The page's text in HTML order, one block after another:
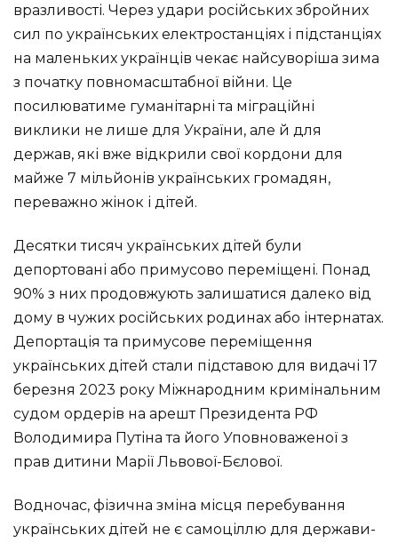
вразливості. Через удари російських збройних
сил по українських електростанціях і підстанціях
на маленьких українців чекає найсуворіша зима
з початку повномасштабної війни. Це
посилюватиме гуманітарні та міграційні
виклики не лише для України, але й для
держав, які вже відкрили свої кордони для
майже 7 мільйонів українських громадян,
переважно жінок і дітей.
Десятки тисяч українських дітей були
депортовані або примусово переміщені. Понад
90% з них продовжують залишатися далеко від
дому в чужих російських родинах або інтернатах.
Депортація та примусове переміщення
українських дітей стали підставою для видачі 17
березня 2023 року Міжнародним кримінальним
судом ордерів на арешт Президента РФ
Володимира Путіна та його Уповноваженої з
прав дитини Марії Львової-Бєлової.
Водночас, фізична зміна місця перебування
українських дітей не є самоціллю для держави-